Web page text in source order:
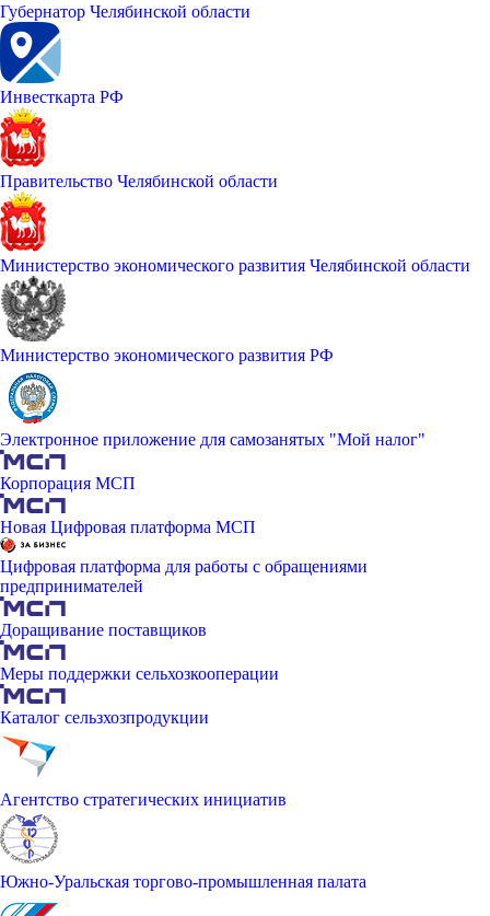
Губернатор Челябинской области
Инвесткарта РФ
Правительство Челябинской области
Министерство экономического развития Челябинской области
Министерство экономического развития РФ
Электронное приложение для самозанятых "Мой налог"
Корпорация МСП
Новая Цифровая платформа МСП
Цифровая платформа для работы с обращениями
предпринимателей
Доращивание поставщиков
Меры поддержки сельхозкооперации
Каталог сельзхозпродукции
Агентство стратегических инициатив
Южно-Уральская торгово-промышленная палата